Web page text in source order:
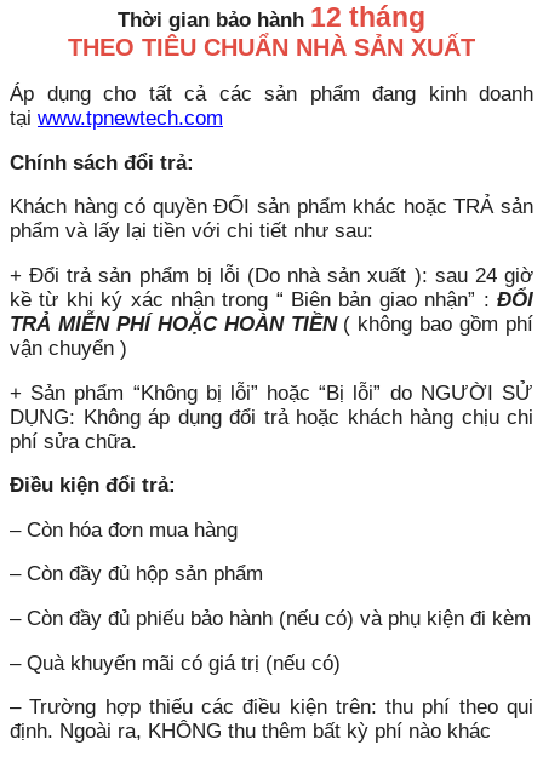
Thời gian bảo hành 12 tháng
THEO TIÊU CHUẨN NHÀ SẢN XUẤT
Áp dụng cho tất cả các sản phẩm đang kinh doanh
tại www.tpnewtech.com
Chính sách đổi trả:
Khách hàng có quyền ĐỔI sản phẩm khác hoặc TRẢ sản
phẩm và lấy lại tiền với chi tiết như sau:
+ Đổi trả sản phẩm bị lỗi (Do nhà sản xuất ): sau 24 giờ
kề từ khi ký xác nhận trong “ Biên bản giao nhận” : ĐỔI
TRẢ MIỄN PHÍ HOẶC HOÀN TIỀN( không bao gồm phí
vận chuyển )
+ Sản phẩm “Không bị lỗi” hoặc “Bị lỗi” do NGƯỜI SỬ
DỤNG: Không áp dụng đổi trả hoặc khách hàng chịu chi
phí sửa chữa.
Điều kiện đổi trả:
– Còn hóa đơn mua hàng
– Còn đầy đủ hộp sản phẩm
– Còn đầy đủ phiếu bảo hành (nếu có) và phụ kiện đi kèm
– Quà khuyến mãi có giá trị (nếu có)
– Trường hợp thiếu các điều kiện trên: thu phí theo qui
định. Ngoài ra, KHÔNG thu thêm bất kỳ phí nào khác